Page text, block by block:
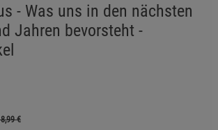
- Was uns in den nächsten
Jahren bevorsteht -
€